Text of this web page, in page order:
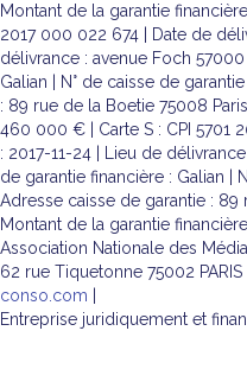
Montant de la garantie
2017 000 022 674 | Date de
délivrance : avenue Foch
Galian | N° de caisse de
: 89 rue de la Boetie 75008
460 000 € | Carte S : CPI 5701
: 2017-11-24 | Lieu de
de garantie financière : Galian |
Adresse caisse de garantie : 89
Montant de la garantie
Association Nationale des
62 rue Tiquetonne 75002
conso.com
Entreprise juridiquement et